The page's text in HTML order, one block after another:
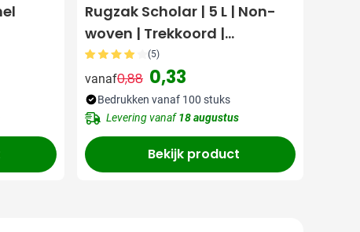
Rugzak Scholar | 5 L | Non-
woven | Trekkoord |
Lichtgewicht
(5)
vanaf
Normale prijs
0,88 0,33
Bedrukken vanaf 100 stuks
Levering vanaf18 augustus
Bekijk product